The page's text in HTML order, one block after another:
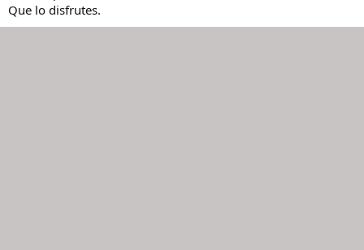
genial y hoy nos ha acompañado a Picón y a mi en la comida de
celebración de la nueva compra.....si no es por Picón q se tenía q ir
Que lo disfrutes.